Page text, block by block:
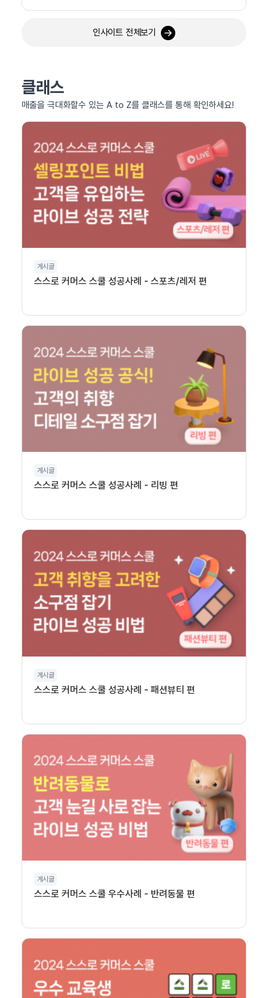
인사이트 전체보기
클래스
매출을 극대화할수 있는 A to Z를 클래스를 통해 확인하세요!
게시글
스스로 커머스 스쿨 성공사례 - 스포츠/레저 편
게시글
스스로 커머스 스쿨 성공사례 - 리빙 편
게시글
스스로 커머스 스쿨 성공사례 - 패션뷰티 편
게시글
스스로 커머스 스쿨 우수사례 - 반려동물 편